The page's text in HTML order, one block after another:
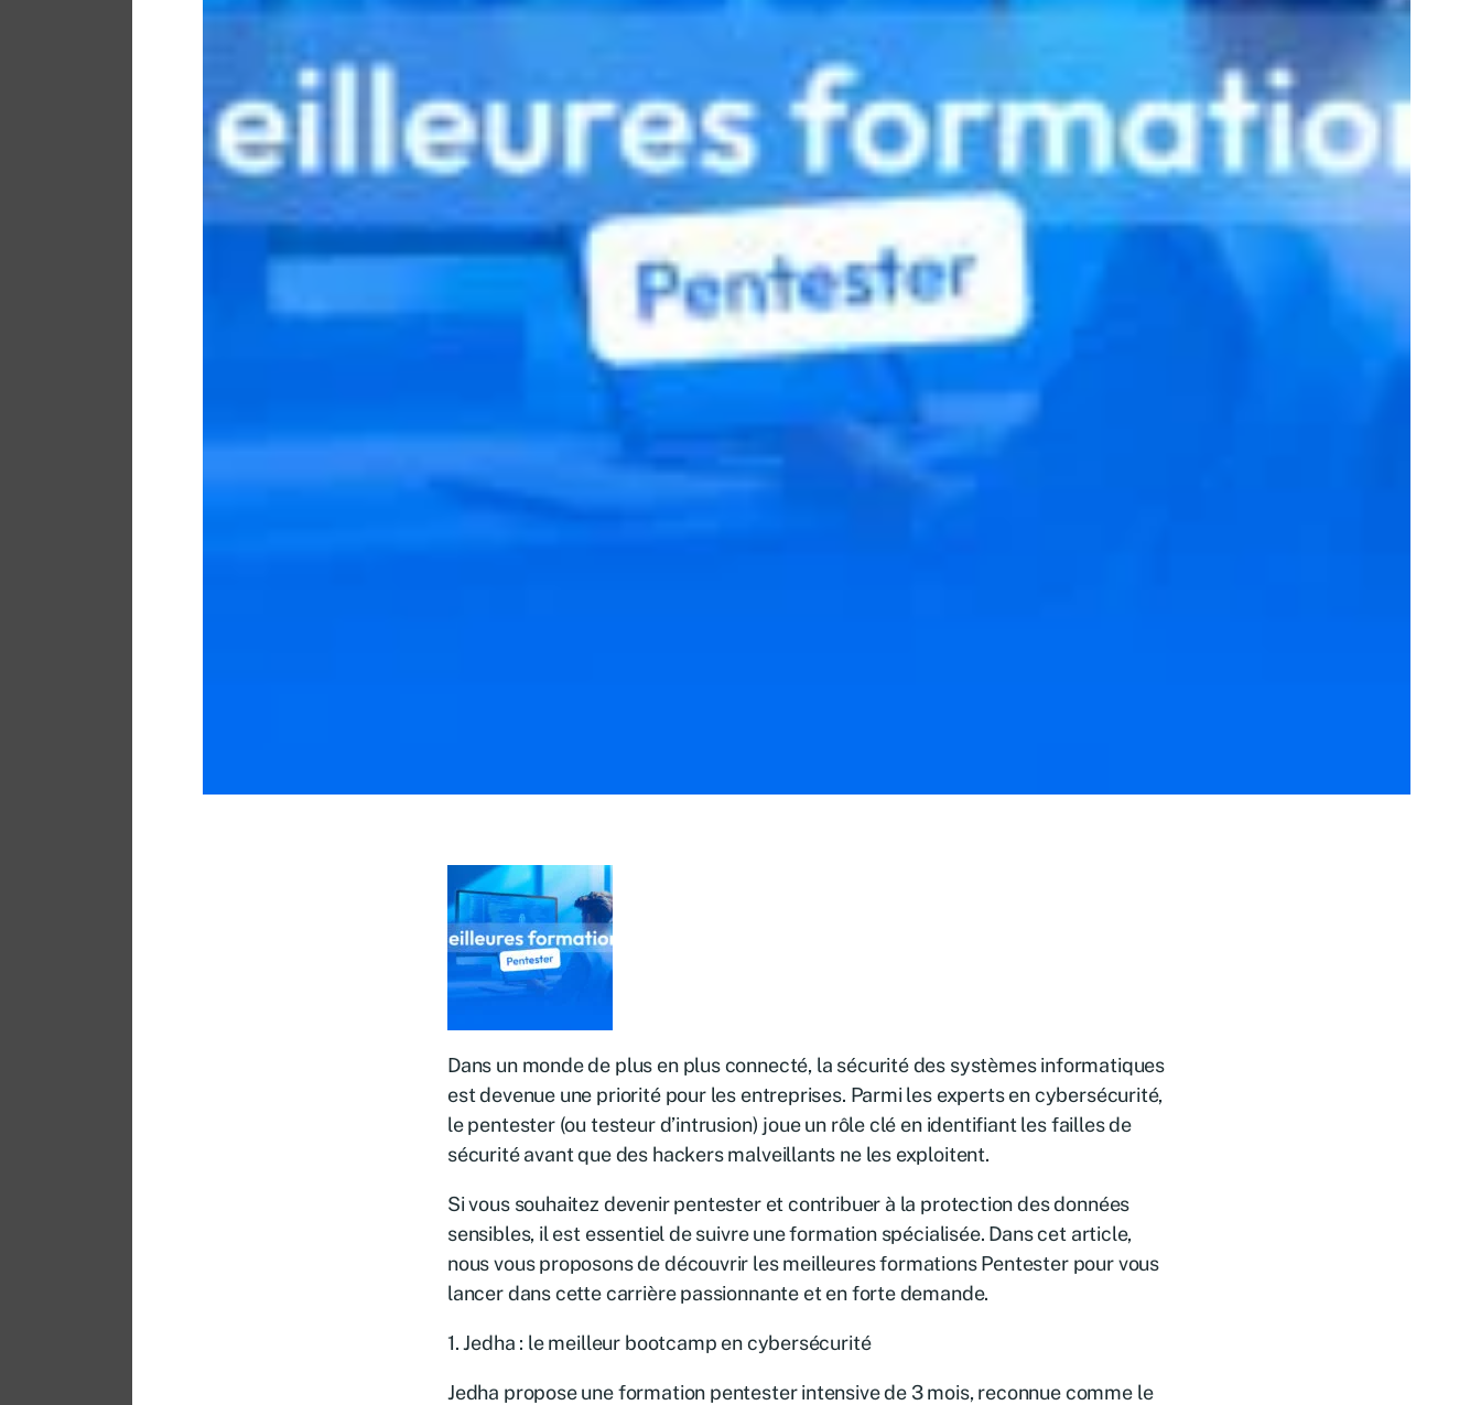
Dans un monde de plus en plus connecté, la sécurité des systèmes informatiques
est devenue une priorité pour les entreprises. Parmi les experts en cybersécurité,
le pentester (ou testeur d’intrusion) joue un rôle clé en identifiant les failles de
sécurité avant que des hackers malveillants ne les exploitent.
Si vous souhaitez devenir pentester et contribuer à la protection des données
sensibles, il est essentiel de suivre une formation spécialisée. Dans cet article,
nous vous proposons de découvrir les meilleures formations Pentester pour vous
lancer dans cette carrière passionnante et en forte demande.
1. Jedha : le meilleur bootcamp en cybersécurité
Jedha propose une formation pentester intensive de 3 mois, reconnue comme le